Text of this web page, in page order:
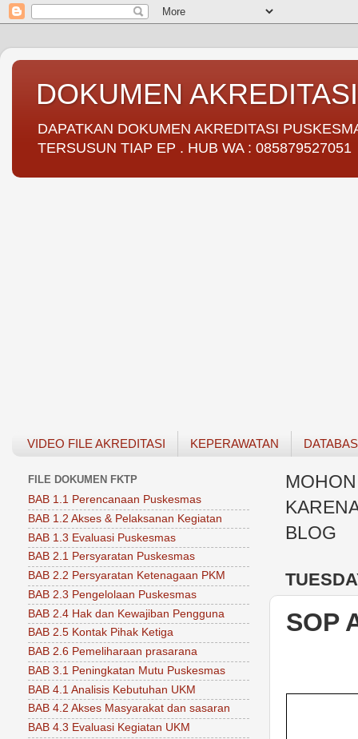
DOKUMEN
DAPATKAN DOKUMEN AKREDITASI
TERSUSUN TIAP EP . HUB WA : 085879527051
VIDEO FILE AKREDITASI KEPERAWATAN
BLOG
SOP
FILE DOKUMEN FKTP
BAB 1.1 Perencanaan Puskesmas
BAB 1.2 Akses & Pelaksanan Kegiatan
BAB 1.3 Evaluasi Puskesmas
BAB 2.1 Persyaratan Puskesmas
BAB 2.2 Persyaratan Ketenagaan PKM
BAB 2.3 Pengelolaan Puskesmas
BAB 2.4 Hak dan Kewajiban Pengguna
BAB 2.5 Kontak Pihak Ketiga
BAB 2.6 Pemeliharaan prasarana
BAB 3.1 Peningkatan Mutu Puskesmas
BAB 4.1 Analisis Kebutuhan UKM
BAB 4.2 Akses Masyarakat dan sasaran
BAB 4.3 Evaluasi Kegiatan UKM